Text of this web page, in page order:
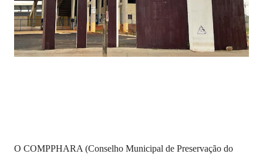
O COMPPHARA (Conselho Municipal de Preservação do